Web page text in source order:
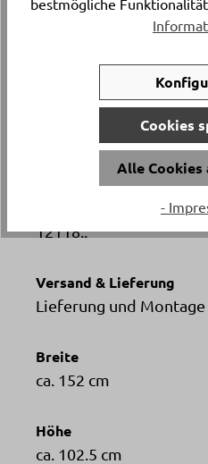
oder Esszimmer, die Wert
Funktionalität legen.
12118..
Versand & Lieferung
Lieferung und Montage
Breite
ca. 152 cm
Höhe
ca. 102.5 cm
Cookies
Alle Cookies
-